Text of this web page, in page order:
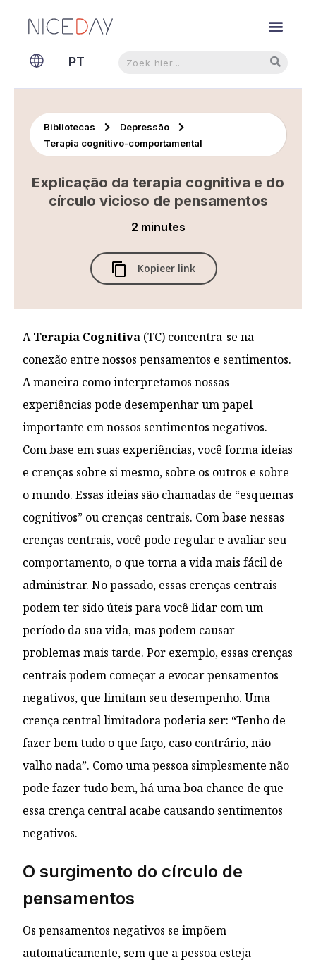
PT
EN
Bibliotecas
Depressão
Terapia cognitivo-comportamental
Explicação da terapia cognitiva e do
círculo vicioso de pensamentos
2 minutes
Kopieer link
ATerapia Cognitiva (TC) concentra-se na
conexão entre nossos pensamentos e sentimentos.
A maneira como interpretamos nossas
experiências pode desempenhar um papel
importante em nossos sentimentos negativos.
Com base em suas experiências, você forma ideias
e crenças sobre si mesmo, sobre os outros e sobre
o mundo. Essas ideias são chamadas de “esquemas
cognitivos” ou crenças centrais. Com base nessas
crenças centrais, você pode regular e avaliar seu
comportamento, o que torna a vida mais fácil de
administrar. No passado, essas crenças centrais
podem ter sido úteis para você lidar com um
período da sua vida, mas podem causar
problemas mais tarde. Por exemplo, essas crenças
centrais podem começar a evocar pensamentos
negativos, que limitam seu desempenho. Uma
crença central limitadora poderia ser: “Tenho de
fazer bem tudo o que faço, caso contrário, não
valho nada”. Como uma pessoa simplesmente não
pode fazer tudo bem, há uma boa chance de que
essa crença central acabe causando sentimentos
negativos.
O surgimento do círculo de
pensamentos
Os pensamentos negativos se impõem
automaticamente, sem que a pessoa esteja